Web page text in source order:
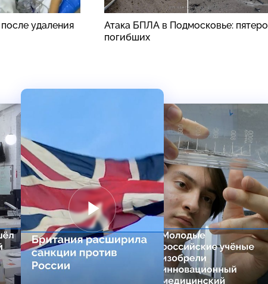
удаления
Атака БПЛА в Подмосковье: пятеро
погибших